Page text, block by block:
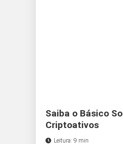
Saiba o Básico
Criptoativos
Leitura: 9 min